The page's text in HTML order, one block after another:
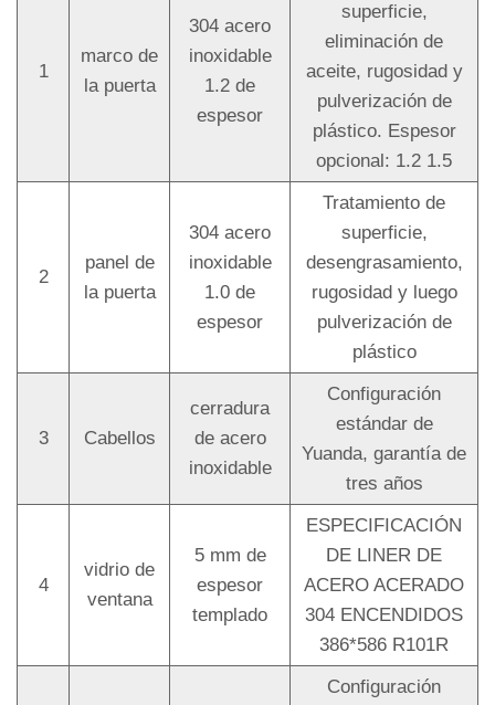
1
marco de
la puerta
304 acero
inoxidable
1.2 de
espesor
superficie,
eliminación de
aceite, rugosidad y
pulverización de
plástico. Espesor
opcional: 1.2 1.5
2
panel de
la puerta
304 acero
inoxidable
1.0 de
espesor
Tratamiento de
superficie,
desengrasamiento,
rugosidad y luego
pulverización de
plástico
3 Cabellos
cerradura
de acero
inoxidable
Configuración
estándar de
Yuanda, garantía de
tres años
4
vidrio de
ventana
5 mm de
espesor
templado
ESPECIFICACIÓN
DE LINER DE
ACERO ACERADO
304 ENCENDIDOS
386*586 R101R
Configuración